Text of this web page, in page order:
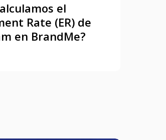
el
Rate (ER) de
en BrandMe?